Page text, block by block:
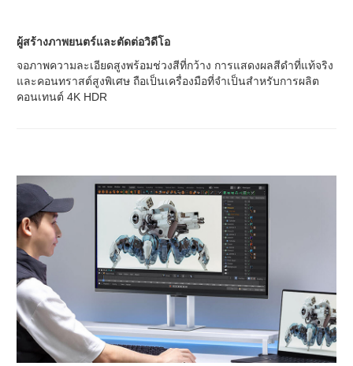
ผู้สร้างภาพยนตร์และตัดต่อวิดีโอ
จอภาพความละเอียดสูงพร้อมช่วงสีที่กว้าง การแสดงผลสีดำที่แท้จริง
และคอนทราสต์สูงพิเศษ ถือเป็นเครื่องมือที่จำเป็นสำหรับการผลิต
คอนเทนต์ 4K HDR